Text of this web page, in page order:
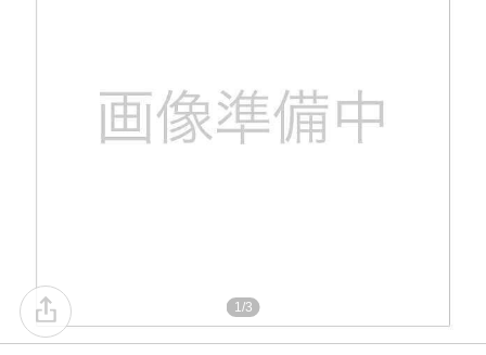
1/3